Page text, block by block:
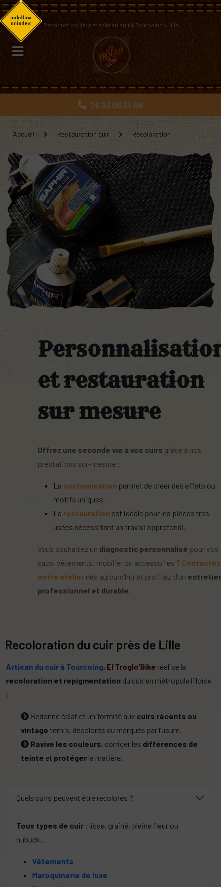
Redonner couleur et éclat au cuir à Tourcoing – Lille
06 03 06 34 08
Accueil Restauration cuir Recoloration
et restauration
sur mesure
Offrez une seconde vie à vos cuirs grâce à nos
prestations sur-mesure :
La customisation permet de créer des effets ou
motifs uniques.
La restauration est idéale pour les pièces très
usées nécessitant un travail approfondi.
Vous souhaitez un diagnostic personnalisé pour vos
sacs, vêtements, mobilier ou accessoires ? Contactez
notre atelier dès aujourd’hui et profitez d’un
professionnel et durable
Recoloration du cuir près de Lille
Artisan du cuir à Tourcoing, El Troglo’Bike réalise la
recoloration et repigmentation du cuir en métropole lilloise
:
Redonne éclat et uniformité aux cuirs récents ou
vintage ternis, décolorés ou marqués par l’usure.
Ravive les couleurs, corriger les différences de
teinte et protéger la matière.
Quels cuirs peuvent être recolorés ?
Tous types de cuir : lisse, grainé, pleine fleur ou
nubuck...
Vêtements
Maroquinerie de luxe
Panneau de gestion des cookies